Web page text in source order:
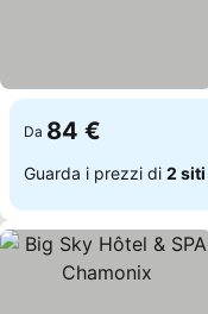
Da 84 €
Guarda i prezzi di 2 siti